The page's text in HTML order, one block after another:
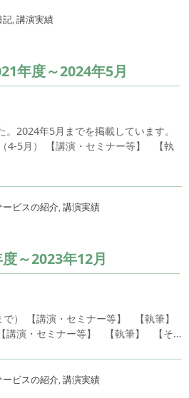
記,講演実績
年度～2024年5月
2024年5月までを掲載しています。
4-5月） 【講演・セミナー等】 【執
ービスの紹介,講演実績
～2023年12月
） 【講演・セミナー等】 【執筆】
講演・セミナー等】 【執筆】 【そ…
ービスの紹介,講演実績